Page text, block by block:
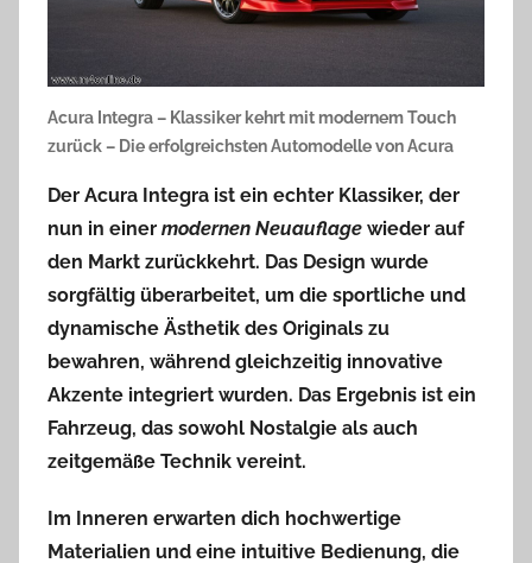
Acura Integra – Klassiker kehrt mit modernem Touch
zurück – Die erfolgreichsten Automodelle von Acura
Der Acura Integra ist ein echter Klassiker, der
nun in einer modernen Neuauflage wieder auf
den Markt zurückkehrt. Das Design wurde
sorgfältig überarbeitet, um die sportliche und
dynamische Ästhetik des Originals zu
bewahren, während gleichzeitig innovative
Akzente integriert wurden. Das Ergebnis ist ein
Fahrzeug, das sowohl Nostalgie als auch
zeitgemäße Technik vereint.
Im Inneren erwarten dich hochwertige
Materialien und eine intuitive Bedienung, die